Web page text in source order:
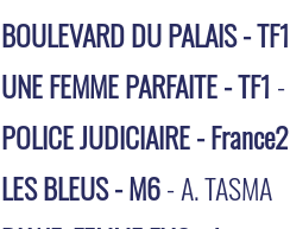
BOULEVARD DU PALAIS - TF1
UNE FEMME PARFAITE - TF1
POLICE JUDICIAIRE - France2
LES BLEUS - M6- A. TASMA